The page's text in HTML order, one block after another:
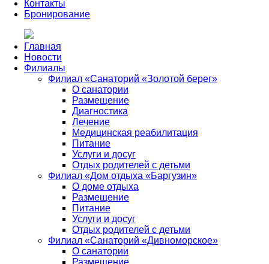
Контакты
Бронирование
Главная
Новости
Филиалы
Филиал «Санаторий «Золотой берег»
О санатории
Размещение
Диагностика
Лечение
Медицинская реабилитация
Питание
Услуги и досуг
Отдых родителей с детьми
Филиал «Дом отдыха «Баргузин»
О доме отдыха
Размещение
Питание
Услуги и досуг
Отдых родителей с детьми
Филиал «Санаторий «Дивноморское»
О санатории
Размещение